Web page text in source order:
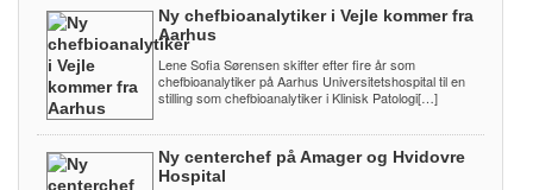
Ny chefbioanalytiker i Vejle kommer fra
Aarhus
Lene Sofia Sørensen skifter efter fire år som
chefbioanalytiker på Aarhus Universitetshospital til en
stilling som chefbioanalytiker i Klinisk Patologi[…]
Ny centerchef på Amager og Hvidovre
Hospital